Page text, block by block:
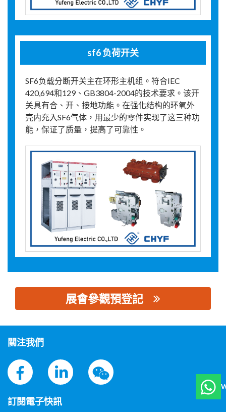
sf6 负荷开关
SF6负载分断开关主在环形主机组。符合IEC
420,694和129、GB3804-2004的技术要求。该开
关具有合、开、接地功能。在强化结构的环氧外
壳内充入SF6气体，用最少的零件实现了这三种功
能，保证了质量，提高了可靠性。
展會參觀預登記
關注我們
訂閱電子快訊